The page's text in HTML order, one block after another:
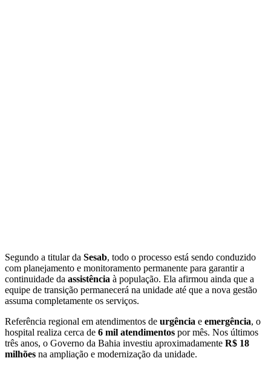
Segundo a titular da Sesab, todo o processo está sendo conduzido
com planejamento e monitoramento permanente para garantir a
continuidade da assistência à população. Ela afirmou ainda que a
equipe de transição permanecerá na unidade até que a nova gestão
assuma completamente os serviços.
Referência regional em atendimentos de urgência e emergência, o
hospital realiza cerca de 6 mil atendimentos por mês. Nos últimos
três anos, o Governo da Bahia investiu aproximadamente R$ 18
milhões na ampliação e modernização da unidade.